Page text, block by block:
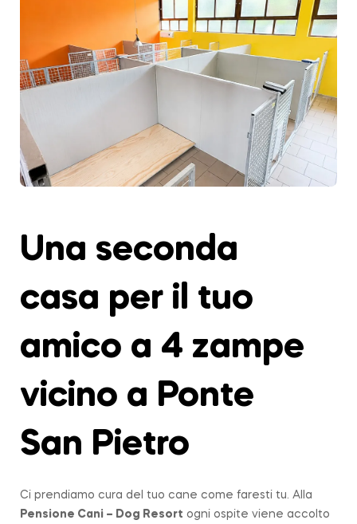
Una seconda
casa per il tuo
amico a 4 zampe
vicino a Ponte
San Pietro
Ci prendiamo cura del tuo cane come faresti tu. Alla
Pensione Cani – Dog Resort ogni ospite viene accolto